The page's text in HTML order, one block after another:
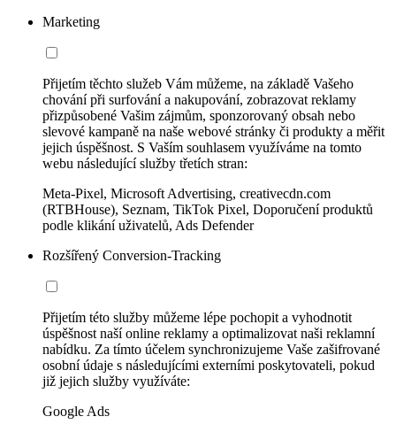
Marketing
Přijetím těchto služeb Vám můžeme, na základě Vašeho
chování při surfování a nakupování, zobrazovat reklamy
přizpůsobené Vašim zájmům, sponzorovaný obsah nebo
slevové kampaně na naše webové stránky či produkty a měřit
jejich úspěšnost. S Vaším souhlasem využíváme na tomto
webu následující služby třetích stran:
Meta-Pixel, Microsoft Advertising, creativecdn.com
(RTBHouse), Seznam, TikTok Pixel, Doporučení produktů
podle klikání uživatelů, Ads Defender
Rozšířený Conversion-Tracking
Přijetím této služby můžeme lépe pochopit a vyhodnotit
úspěšnost naší online reklamy a optimalizovat naši reklamní
nabídku. Za tímto účelem synchronizujeme Vaše zašifrované
osobní údaje s následujícími externími poskytovateli, pokud
již jejich služby využíváte:
Google Ads